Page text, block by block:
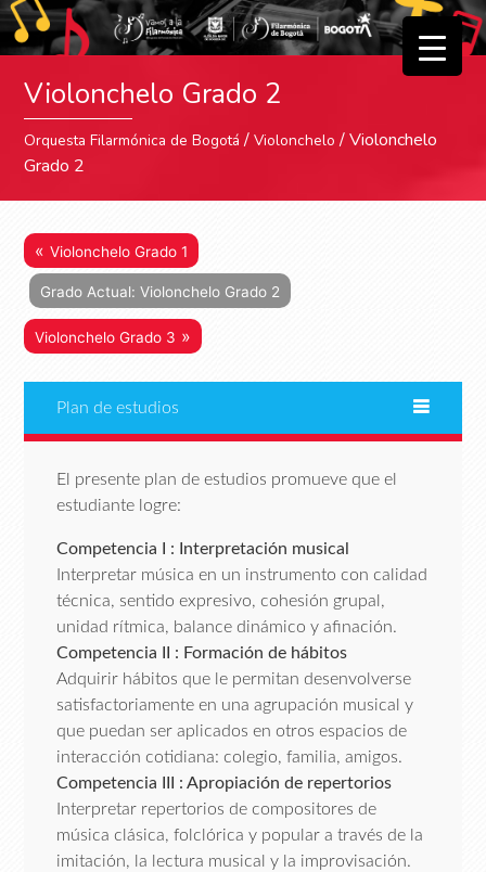
Violonchelo Grado 2
Orquesta Filarmónica de Bogotá /Violonchelo / Violonchelo
Grado 2
«Violonchelo Grado 1
Grado Actual: Violonchelo Grado 2
Violonchelo Grado 3 »
Plan de estudios
El presente plan de estudios promueve que el
estudiante logre:
Competencia I : Interpretación musical
Interpretar música en un instrumento con calidad
técnica, sentido expresivo, cohesión grupal,
unidad rítmica, balance dinámico y afinación.
Competencia II : Formación de hábitos
Adquirir hábitos que le permitan desenvolverse
satisfactoriamente en una agrupación musical y
que puedan ser aplicados en otros espacios de
interacción cotidiana: colegio, familia, amigos.
Competencia III : Apropiación de repertorios
Interpretar repertorios de compositores de
música clásica, folclórica y popular a través de la
imitación, la lectura musical y la improvisación.